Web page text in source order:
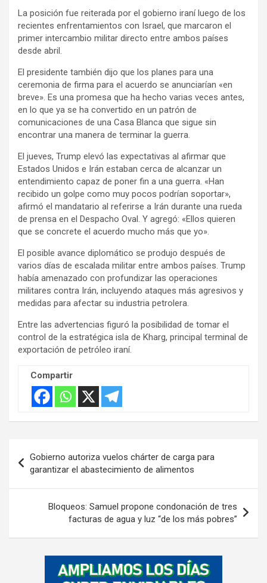
La posición fue reiterada por el gobierno iraní luego de los
recientes enfrentamientos con Israel, que marcaron el
primer intercambio militar directo entre ambos países
desde abril.
El presidente también dijo que los planes para una
ceremonia de firma para el acuerdo se anunciarían «en
breve». Es una promesa que ha hecho varias veces antes,
en lo que ya se ha convertido en un patrón de
comunicaciones de una Casa Blanca que sigue sin
encontrar una manera de terminar la guerra.
El jueves, Trump elevó las expectativas al afirmar que
Estados Unidos e Irán estaban cerca de alcanzar un
entendimiento capaz de poner fin a una guerra. «Han
recibido un golpe como muy pocos podrían soportar»,
afirmó el mandatario al referirse a Irán durante una rueda
de prensa en el Despacho Oval. Y agregó: «Ellos quieren
que se concrete el acuerdo mucho más que yo».
El posible avance diplomático se produjo después de
varios días de escalada militar entre ambos países. Trump
había amenazado con profundizar las operaciones
militares contra Irán, incluyendo ataques más agresivos y
medidas para afectar su industria petrolera.
Entre las advertencias figuró la posibilidad de tomar el
control de la estratégica isla de Kharg, principal terminal de
exportación de petróleo iraní.
Compartir
de
entradas
Gobierno autoriza vuelos chárter de carga para
garantizar el abastecimiento de alimentos
Bloqueos: Samuel propone condonación de tres
facturas de agua y luz “de los más pobres”